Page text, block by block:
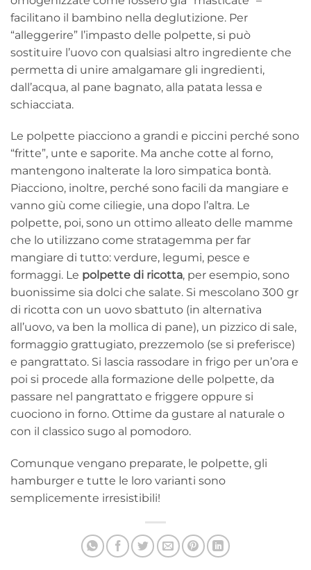
facilitano il bambino nella deglutizione. Per
“alleggerire” l’impasto delle polpette, si può
sostituire l’uovo con qualsiasi altro ingrediente che
permetta di unire amalgamare gli ingredienti,
dall’acqua, al pane bagnato, alla patata lessa e
schiacciata.
Le polpette piacciono a grandi e piccini perché sono
“fritte”, unte e saporite. Ma anche cotte al forno,
mantengono inalterate la loro simpatica bontà.
Piacciono, inoltre, perché sono facili da mangiare e
vanno giù come ciliegie, una dopo l’altra. Le
polpette, poi, sono un ottimo alleato delle mamme
che lo utilizzano come stratagemma per far
mangiare di tutto: verdure, legumi, pesce e
formaggi. Le polpette di ricotta, per esempio, sono
buonissime sia dolci che salate. Si mescolano 300 gr
di ricotta con un uovo sbattuto (in alternativa
all’uovo, va ben la mollica di pane), un pizzico di sale,
formaggio grattugiato, prezzemolo (se si preferisce)
e pangrattato. Si lascia rassodare in frigo per un’ora e
poi si procede alla formazione delle polpette, da
passare nel pangrattato e friggere oppure si
cuociono in forno. Ottime da gustare al naturale o
con il classico sugo al pomodoro.
Comunque vengano preparate, le polpette, gli
hamburger e tutte le loro varianti sono
semplicemente irresistibili!